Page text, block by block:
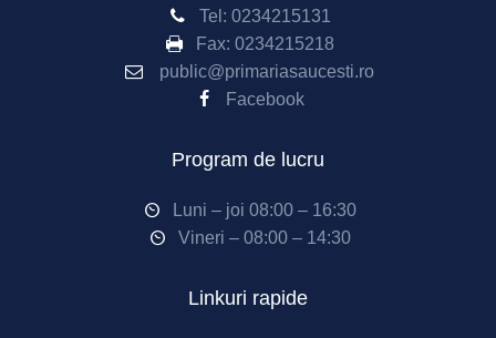
Tel: 0234215131
Fax: 0234215218
public@primariasaucesti.ro
Facebook
Program de lucru
Luni – joi 08:00 – 16:30
Vineri – 08:00 – 14:30
Linkuri rapide